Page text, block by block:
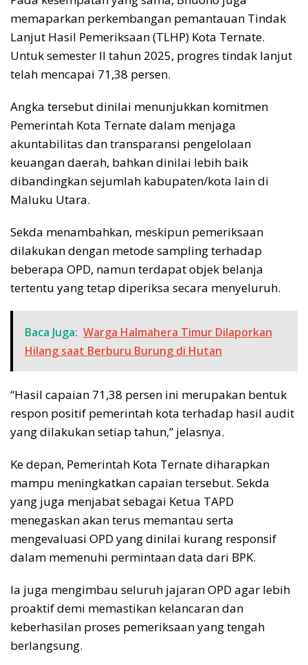
memaparkan perkembangan pemantauan Tindak
Lanjut Hasil Pemeriksaan (TLHP) Kota Ternate.
Untuk semester II tahun 2025, progres tindak lanjut
telah mencapai 71,38 persen.
Angka tersebut dinilai menunjukkan komitmen
Pemerintah Kota Ternate dalam menjaga
akuntabilitas dan transparansi pengelolaan
keuangan daerah, bahkan dinilai lebih baik
dibandingkan sejumlah kabupaten/kota lain di
Maluku Utara.
Sekda menambahkan, meskipun pemeriksaan
dilakukan dengan metode sampling terhadap
beberapa OPD, namun terdapat objek belanja
tertentu yang tetap diperiksa secara menyeluruh.
Baca Juga: Warga Halmahera Timur Dilaporkan
Hilang saat Berburu Burung di Hutan
“Hasil capaian 71,38 persen ini merupakan bentuk
respon positif pemerintah kota terhadap hasil audit
yang dilakukan setiap tahun,” jelasnya.
Ke depan, Pemerintah Kota Ternate diharapkan
mampu meningkatkan capaian tersebut. Sekda
yang juga menjabat sebagai Ketua TAPD
menegaskan akan terus memantau serta
mengevaluasi OPD yang dinilai kurang responsif
dalam memenuhi permintaan data dari BPK.
Ia juga mengimbau seluruh jajaran OPD agar lebih
proaktif demi memastikan kelancaran dan
keberhasilan proses pemeriksaan yang tengah
berlangsung.